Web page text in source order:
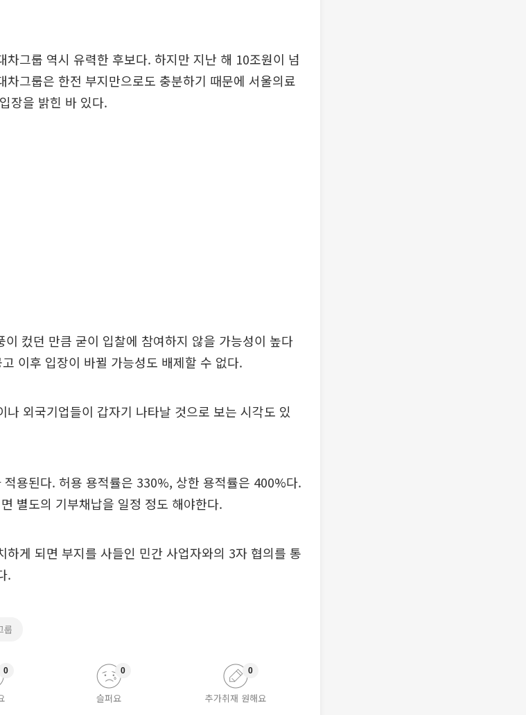
차그룹 역시 유력한 후보다. 하지만 지난 해 10조원이 넘
차그룹은 한전 부지만으로도 충분하기 때문에 서울의료
장을 밝힌 바 있다.
컸던 만큼 굳이 입찰에 참여하지 않을 가능성이 높다
이후 입장이 바뀔 가능성도 배제할 수 없다.
외국기업들이 갑자기 나타날 것으로 보는 시각도 있
용된다. 허용 용적률은 330%, 상한 용적률은 400%다.
별도의 기부채납을 일정 정도 해야한다.
게 되면 부지를 사들인 민간 사업자와의 3자 협의를 통
.
룹
0
슬퍼요
0
추가취재 원해요
0